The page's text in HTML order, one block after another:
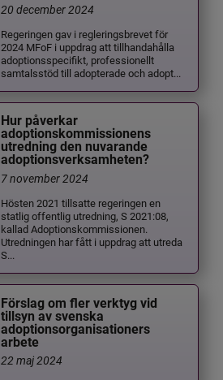
20 december 2024
Regeringen gav i regleringsbrevet för
2024 MFoF i uppdrag att tillhandahålla
adoptionsspecifikt, professionellt
samtalsstöd till adopterade och adopt...
Hur påverkar
adoptionskommissionens
utredning den nuvarande
adoptionsverksamheten?
7 november 2024
Hösten 2021 tillsatte regeringen en
statlig offentlig utredning, S 2021:08,
kallad Adoptionskommissionen.
Utredningen har fått i uppdrag att utreda
S...
Förslag om fler verktyg vid
tillsyn av svenska
adoptionsorganisationers
arbete
22 maj 2024